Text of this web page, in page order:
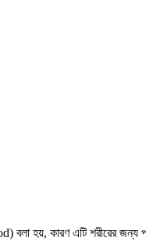
হয়, কারণ এটি শরীরের জন্য